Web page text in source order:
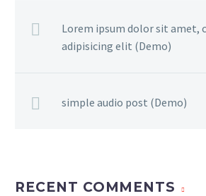
Lorem ipsum dolor sit amet,
adipisicing elit (Demo)
simple audio post (Demo)
RECENT COMMENTS